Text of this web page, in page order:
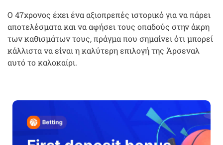
Ο 47χρονος έχει ένα αξιοπρεπές ιστορικό για να πάρει
αποτελέσματα και να αφήσει τους οπαδούς στην άκρη
των καθισμάτων τους, πράγμα που σημαίνει ότι μπορεί
κάλλιστα να είναι η καλύτερη επιλογή της Άρσεναλ
αυτό το καλοκαίρι.